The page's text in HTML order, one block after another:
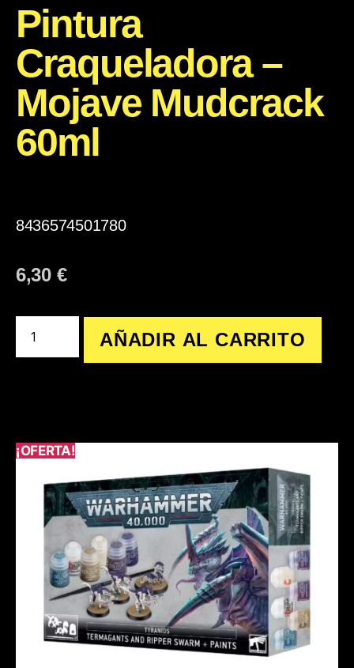
Pintura
Craqueladora –
Mojave Mudcrack
60ml
8436574501780
6,30 €
AÑADIR AL CARRITO
¡OFERTA!